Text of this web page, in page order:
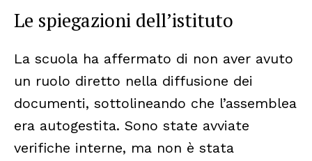
Le spiegazioni dell’istituto
La scuola ha affermato di non aver avuto
un ruolo diretto nella diffusione dei
documenti, sottolineando che l’assemblea
era autogestita. Sono state avviate
verifiche interne, ma non è stata